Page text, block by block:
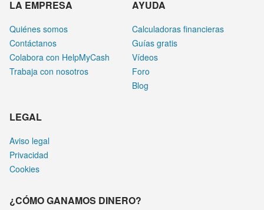
LA EMPRESA
Quiénes somos
Contáctanos
Colabora con HelpMyCash
Trabaja con nosotros
AYUDA
Calculadoras financieras
Guías gratis
Vídeos
Foro
Blog
LEGAL
Aviso legal
Privacidad
Cookies
¿CÓMO GANAMOS DINERO?